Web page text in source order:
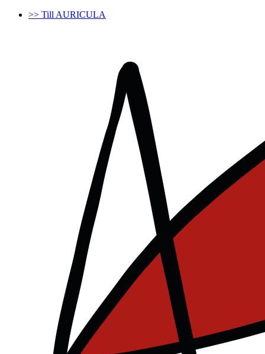
>> Till AURICULA